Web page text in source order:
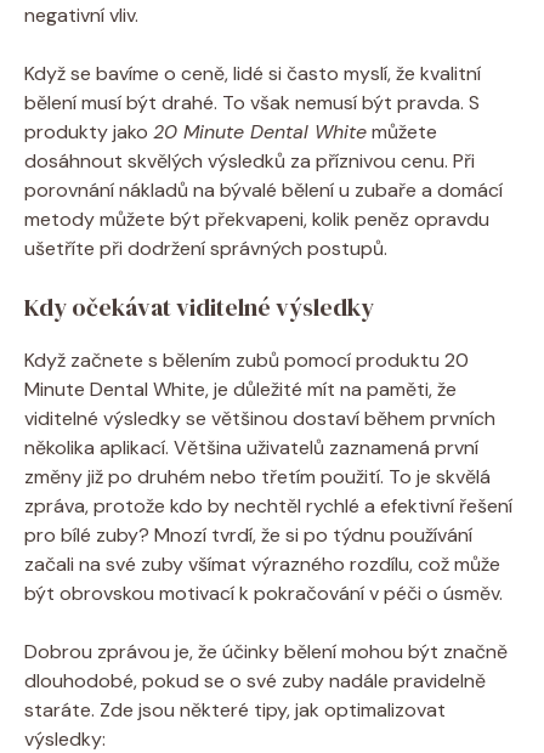
negativní vliv.
Když se bavíme o ceně, lidé si často myslí, že kvalitní
bělení musí být drahé. To však nemusí být pravda. S
produkty jako 20 Minute Dental Whitemůžete
dosáhnout skvělých výsledků za příznivou cenu. Při
porovnání nákladů na bývalé bělení u zubaře a domácí
metody můžete být překvapeni, kolik peněz opravdu
ušetříte při dodržení správných postupů.
Kdy očekávat viditelné výsledky
Když začnete s bělením zubů pomocí produktu 20
Minute Dental White, je důležité mít na paměti, že
viditelné výsledky se většinou dostaví během prvních
několika aplikací. Většina uživatelů zaznamená první
změny již po druhém nebo třetím použití. To je skvělá
zpráva, protože kdo by nechtěl rychlé a efektivní řešení
pro bílé zuby? Mnozí tvrdí, že si po týdnu používání
začali na své zuby všímat výrazného rozdílu, což může
být obrovskou motivací k pokračování v péči o úsměv.
Dobrou zprávou je, že účinky bělení mohou být značně
dlouhodobé, pokud se o své zuby nadále pravidelně
staráte. Zde jsou některé tipy, jak optimalizovat
výsledky: